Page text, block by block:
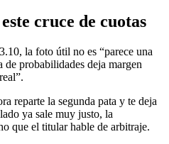
cruce de cuotas
la foto útil no es “parece una
de probabilidades deja margen
reparte la segunda pata y te deja
ya sale muy justo, la
que el titular hable de arbitraje.